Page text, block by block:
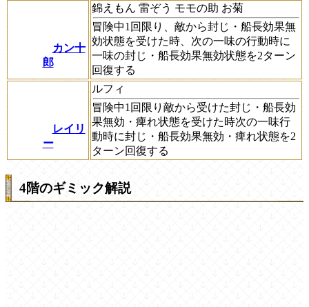
カン十
郎
錦えもん 雷ぞう モモの助 お菊
冒険中1回限り、敵から封じ・船長効果無
効状態を受けた時、次の一味の行動時に
一味の封じ・船長効果無効状態を2ターン
回復する
レイリ
ー
ルフィ
冒険中1回限り敵から受けた封じ・船長効
果無効・痺れ状態を受けた時次の一味行
動時に封じ・船長効果無効・痺れ状態を2
ターン回復する
4階のギミック解説